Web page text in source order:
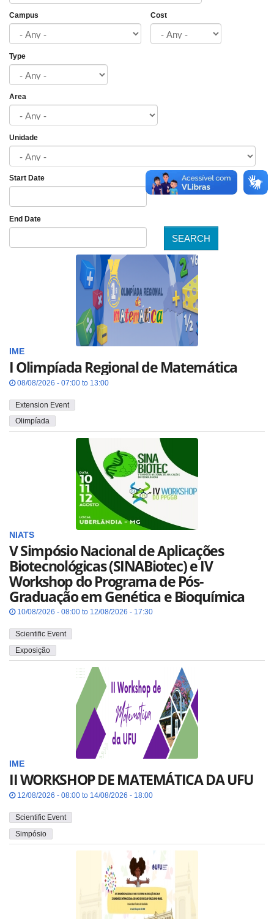
Campus Cost
Type
Area
Unidade
Start Date
End Date
SEARCH
IME
I Olimpíada Regional de Matemática
08/08/2026 - 07:00 to 13:00
Extension Event
Olimpíada
NIATS
V Simpósio Nacional de Aplicações
Biotecnológicas (SINABiotec) e IV
Workshop do Programa de Pós-
Graduação em Genética e Bioquímica
10/08/2026 - 08:00 to 12/08/2026 - 17:30
Scientific Event
Exposição
IME
II WORKSHOP DE MATEMÁTICA DA UFU
12/08/2026 - 08:00 to 14/08/2026 - 18:00
Scientific Event
Simpósio